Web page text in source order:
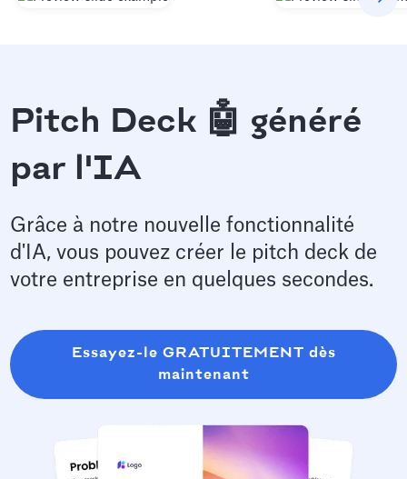
Pitch Deck 🤖 généré
par l'IA
Grâce à notre nouvelle fonctionnalité
d'IA, vous pouvez créer le pitch deck de
votre entreprise en quelques secondes.
Essayez-le GRATUITEMENT dès
maintenant